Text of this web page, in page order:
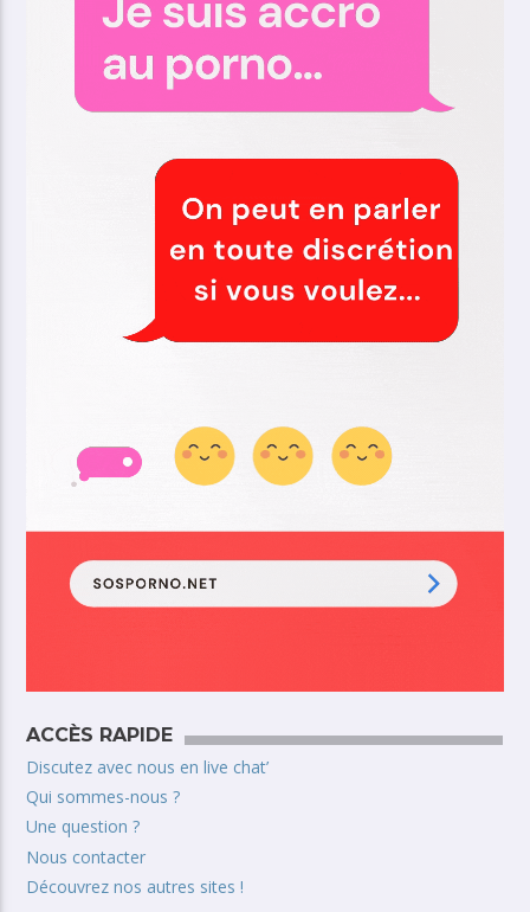
ACCÈS RAPIDE
Discutez avec nous en live chat’
Qui sommes-nous ?
Une question ?
Nous contacter
Découvrez nos autres sites !